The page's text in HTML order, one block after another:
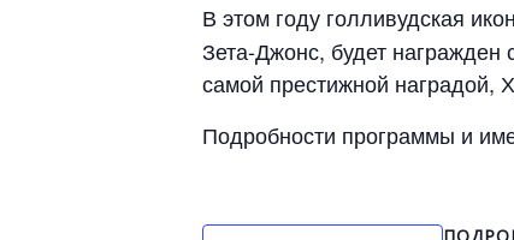
В этом году голливудская
Зета-Джонс, будет
самой престижной наградой,
Подробности программы и